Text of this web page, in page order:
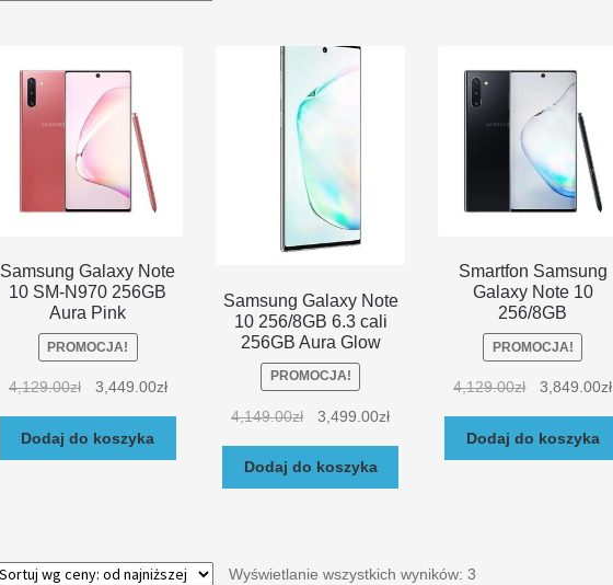
Samsung Galaxy Note
10 SM-N970 256GB
Aura Pink
PROMOCJA!
4,129.00zł 3,449.00zł
Dodaj do koszyka
Samsung Galaxy Note
10 256/8GB 6.3 cali
256GB Aura Glow
PROMOCJA!
4,149.00zł 3,499.00zł
Dodaj do koszyka
Smartfon Samsung
Galaxy Note 10
256/8GB
PROMOCJA!
4,129.00zł 3,849.00zł
Dodaj do koszyka
Wyświetlanie wszystkich wyników: 3